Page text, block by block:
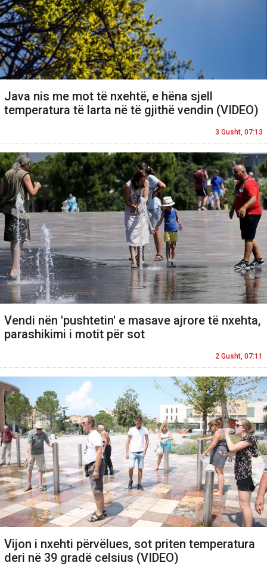
Java nis me mot të nxehtë, e hëna sjell
temperatura të larta në të gjithë vendin (VIDEO)
3 Gusht, 07:13
Vendi nën 'pushtetin' e masave ajrore të nxehta,
parashikimi i motit për sot
2 Gusht, 07:11
Vijon i nxehti përvëlues, sot priten temperatura
deri në 39 gradë celsius (VIDEO)